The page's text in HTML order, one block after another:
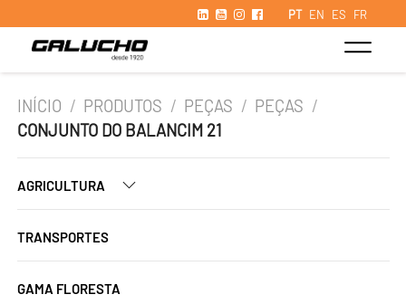
PT EN ES FR
INÍCIO / PRODUTOS / PEÇAS / PEÇAS /
CONJUNTO DO BALANCIM 21
AGRICULTURA
TRANSPORTES
GAMA FLORESTA